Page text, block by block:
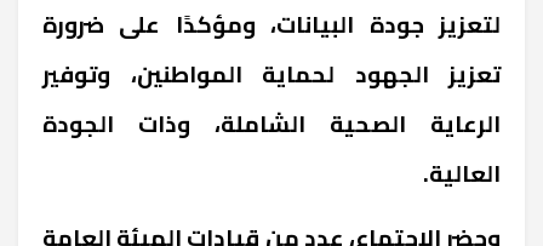
لتعزيز جودة البيانات، ومؤكدًا على ضرورة
تعزيز الجهود لحماية المواطنين، وتوفير
الرعاية الصحية الشاملة، وذات الجودة
العالية.
وحضر الاجتماع، عدد من قيادات الهيئة العامة